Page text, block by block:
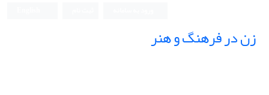
زن در فرهنگ و هنر